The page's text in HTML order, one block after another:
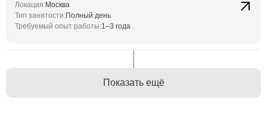
Локация:Москва
Тип занятости:Полный день
Требуемый опыт работы:1–3 года
Показать ещё